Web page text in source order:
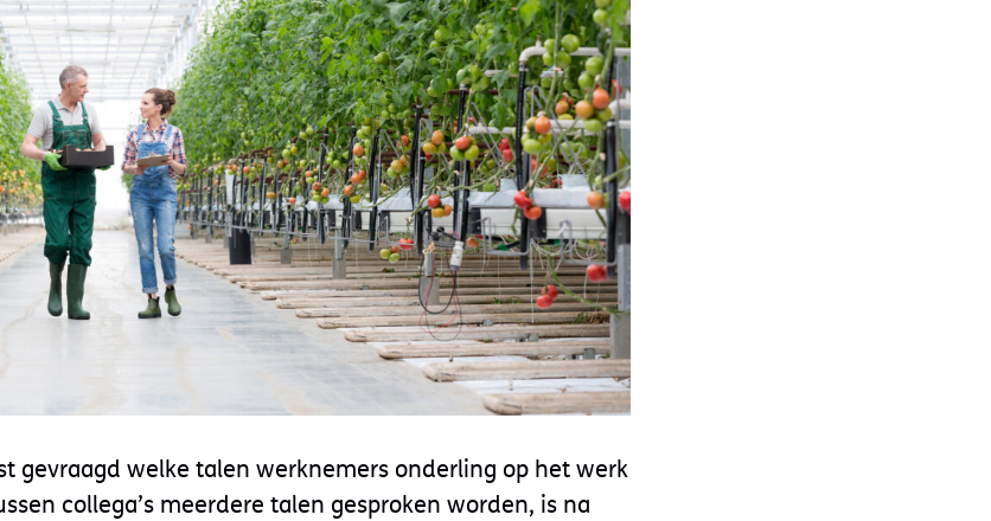
gevraagd welke talen werknemers onderling op het werk
collega’s meerdere talen gesproken worden, is na